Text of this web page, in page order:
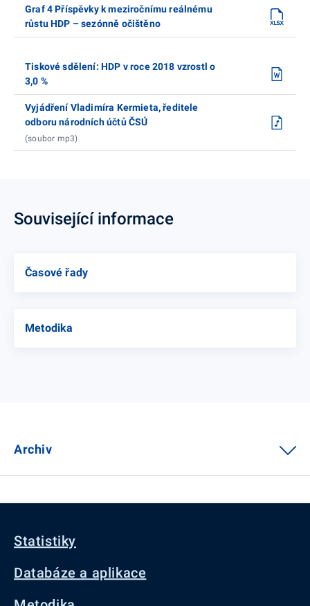
Graf 4 Příspěvky k meziročnímu reálnému
růstu HDP – sezónně očištěno
Tiskové sdělení: HDP v roce 2018 vzrostl o
3,0 %
Vyjádření Vladimíra Kermieta, ředitele
odboru národních účtů ČSÚ
(soubor mp3)
Související informace
Časové řady
Metodika
Archiv
Statistiky
Databáze a aplikace